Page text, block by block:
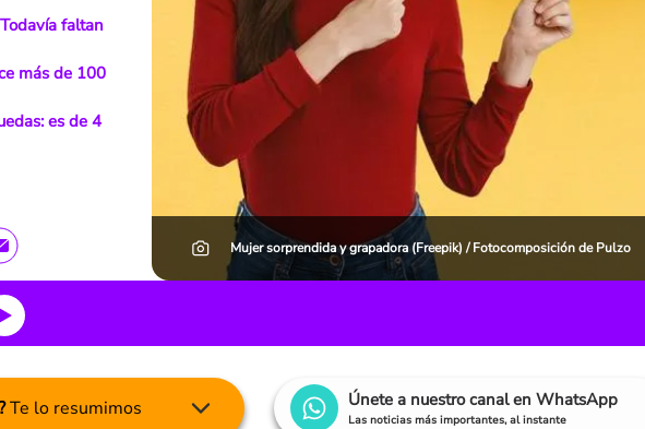
faltan
más de 100
es de 4
Mujer sorprendida y grapadora (Freepik) / Fotocomposición de Pulzo
Te lo resumimos Únete a nuestro canal en WhatsApp
Las noticias más importantes, al instante